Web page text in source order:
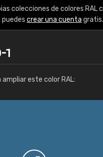
colecciones de colores RAL
crear una cuenta gratis.
1
este color RAL: